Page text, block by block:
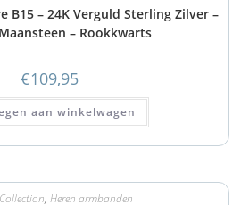
B15 – 24K Verguld Sterling Zilver –
– Rookkwarts
€109,95
aan winkelwagen
, Heren armbanden